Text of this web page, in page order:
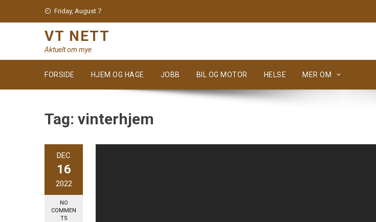
Friday, August 7
VT NETT
Aktuelt om mye
FORSIDE HJEM OG HAGE JOBB BIL OG MOTOR HELSE MER OM
Tag: vinterhjem
DEC
16
2022
NO
COMMEN
TS